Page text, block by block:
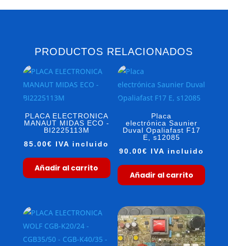
PRODUCTOS RELACIONADOS
PLACA ELECTRONICA
MANAUT MIDAS ECO -
BI2225113M
85.00€ IVA incluido
Añadir al carrito
Placa
electrónica Saunier
Duval Opaliafast F17
E, s12085
90.00€ IVA incluido
Añadir al carrito